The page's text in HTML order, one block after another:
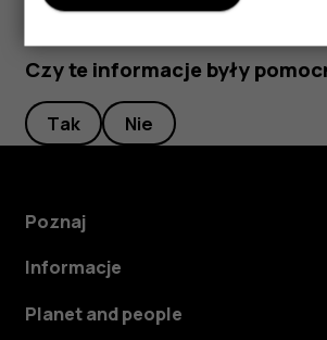
Czy te informacje były
Tak Nie
Poznaj
Informacje
Planet and people